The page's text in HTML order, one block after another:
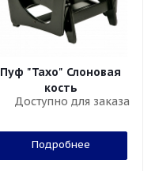
Пуф "Тахо" Слоновая
кость
Доступно для заказа
Подробнее